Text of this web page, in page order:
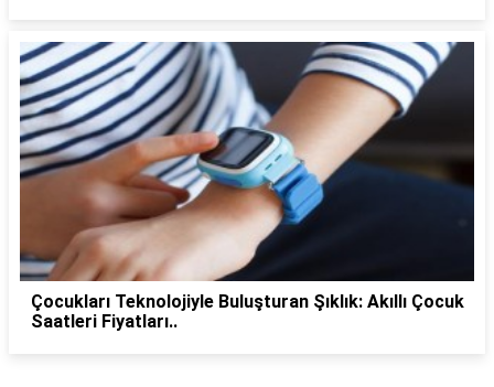
Çocukları Teknolojiyle Buluşturan Şıklık: Akıllı Çocuk
Saatleri Fiyatları..